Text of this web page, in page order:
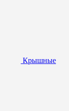
Крышные